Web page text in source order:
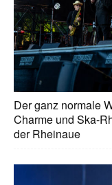
Der ganz normale
Charme und Ska-
der Rheinaue